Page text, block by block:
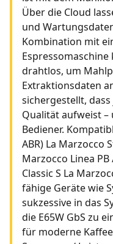
Über die Cloud
und
Kombination mit
drahtlos, um
Extraktionsdaten
sichergestellt, dass
Qualität aufweist
Bediener.
ABR) La Marzocco
Marzocco Linea PB
Classic S La
fähige Geräte wie
sukzessive in das
die E65W GbS zu
für moderne